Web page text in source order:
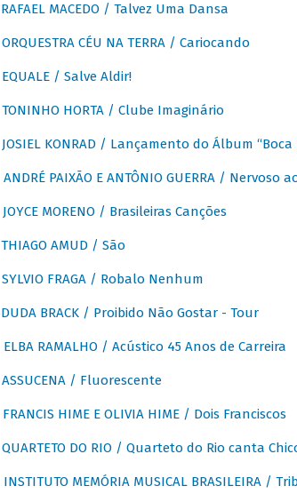
RAFAEL MACEDO / Talvez Uma Dansa
ORQUESTRA CÉU NA TERRA / Cariocando
EQUALE / Salve Aldir!
TONINHO HORTA / Clube Imaginário
JOSIEL KONRAD / Lançamento do Álbum
ANDRÉ PAIXÃO E ANTÔNIO GUERRA / Nervoso
JOYCE MORENO / Brasileiras Canções
THIAGO AMUD / São
SYLVIO FRAGA / Robalo Nenhum
DUDA BRACK / Proibido Não Gostar - Tour
ELBA RAMALHO / Acústico 45 Anos de Carreira
ASSUCENA / Fluorescente
FRANCIS HIME E OLIVIA HIME / Dois Franciscos
QUARTETO DO RIO / Quarteto do Rio canta
INSTITUTO MEMÓRIA MUSICAL BRASILEIRA